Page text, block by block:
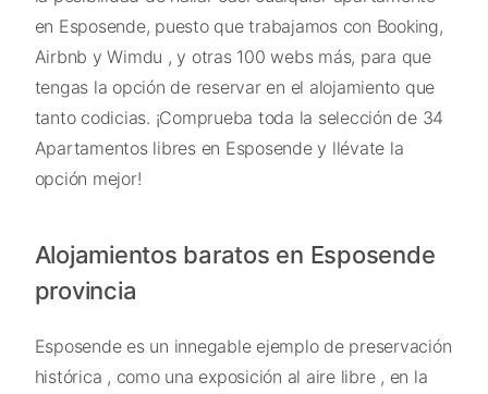
en Esposende, puesto que trabajamos con Booking,
Airbnb y Wimdu , y otras 100 webs más, para que
tengas la opción de reservar en el alojamiento que
tanto codicias. ¡Comprueba toda la selección de 34
Apartamentos libres en Esposende y llévate la
opción mejor!
Alojamientos baratos en Esposende
provincia
Esposende es un innegable ejemplo de preservación
histórica , como una exposición al aire libre , en la